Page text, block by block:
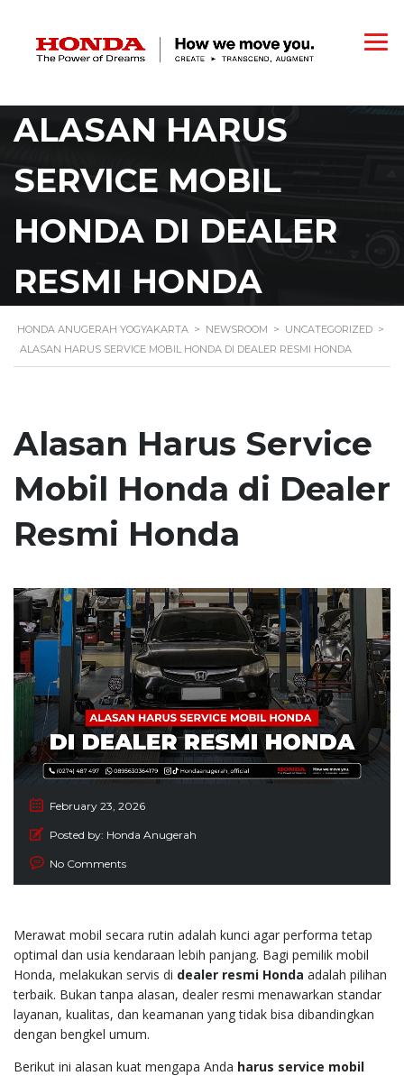
ALASAN HARUS
SERVICE MOBIL
HONDA DI DEALER
RESMI HONDA
HONDA ANUGERAH YOGYAKARTA > NEWSROOM > UNCATEGORIZED >
ALASAN HARUS SERVICE MOBIL HONDA DI DEALER RESMI HONDA
Alasan Harus Service
Mobil Honda di Dealer
Resmi Honda
February 23, 2026
Posted by: Honda Anugerah
No Comments
Merawat mobil secara rutin adalah kunci agar performa tetap
optimal dan usia kendaraan lebih panjang. Bagi pemilik mobil
Honda, melakukan servis di dealer resmi Honda adalah pilihan
terbaik. Bukan tanpa alasan, dealer resmi menawarkan standar
layanan, kualitas, dan keamanan yang tidak bisa dibandingkan
dengan bengkel umum.
Berikut ini alasan kuat mengapa Anda harus service mobil